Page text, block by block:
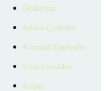
Ödüllerimiz
Reklam Çözümleri
Kurumsal Materyaller
İnsan Kaynakları
İletişim